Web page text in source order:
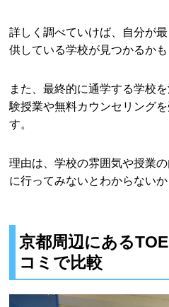
詳しく調べていけば、自分が
供している学校が見つかるかも
また、最終的に通学する学校
験授業や無料カウンセリング
す。
理由は、学校の雰囲気や授業
に行ってみないとわからないか
京都周辺にある
コミで比較